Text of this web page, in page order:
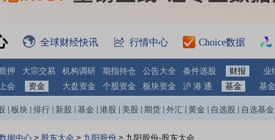
全球财经快讯 行情中心 Choice数据
押 大宗交易 机构调研 期指持仓 公告大全 条件选股 财报 业
会 资金 大盘资金 个股资金 板块资金 沪 港 通 基金 基
板块 排行 新股 基金 港股 美股 期货 外汇 黄金 自选股 自选基金
据中心 > 股东大会 > 九阳股份 > 九阳股份-股东大会